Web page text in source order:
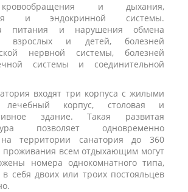
и дыхания,
и эндокринной системы.
питания и нарушения обмена
взрослых и детей, болезней
нервной системы, болезней
системы и соединительной
входят три корпуса с жилыми
лечебный корпус, столовая и
здание. Такая развитая
позволяет одновременно
территории санатория до 360
проживания всем отдыхающим могут
номера однокомнатного типа,
себя двоих или троих постояльцев